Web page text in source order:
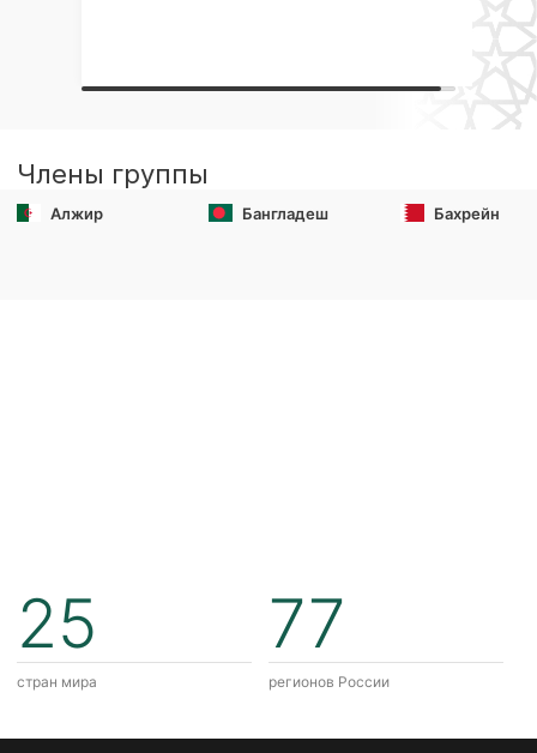
Члены группы
Алжир Бангладеш Бахрейн
25
стран мира
77
регионов России